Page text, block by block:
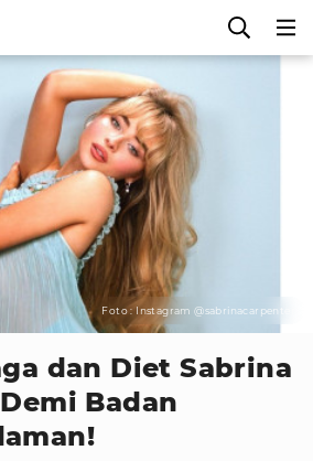
Foto : Instagram @sabrinacarpenter
dan Diet Sabrina
Badan